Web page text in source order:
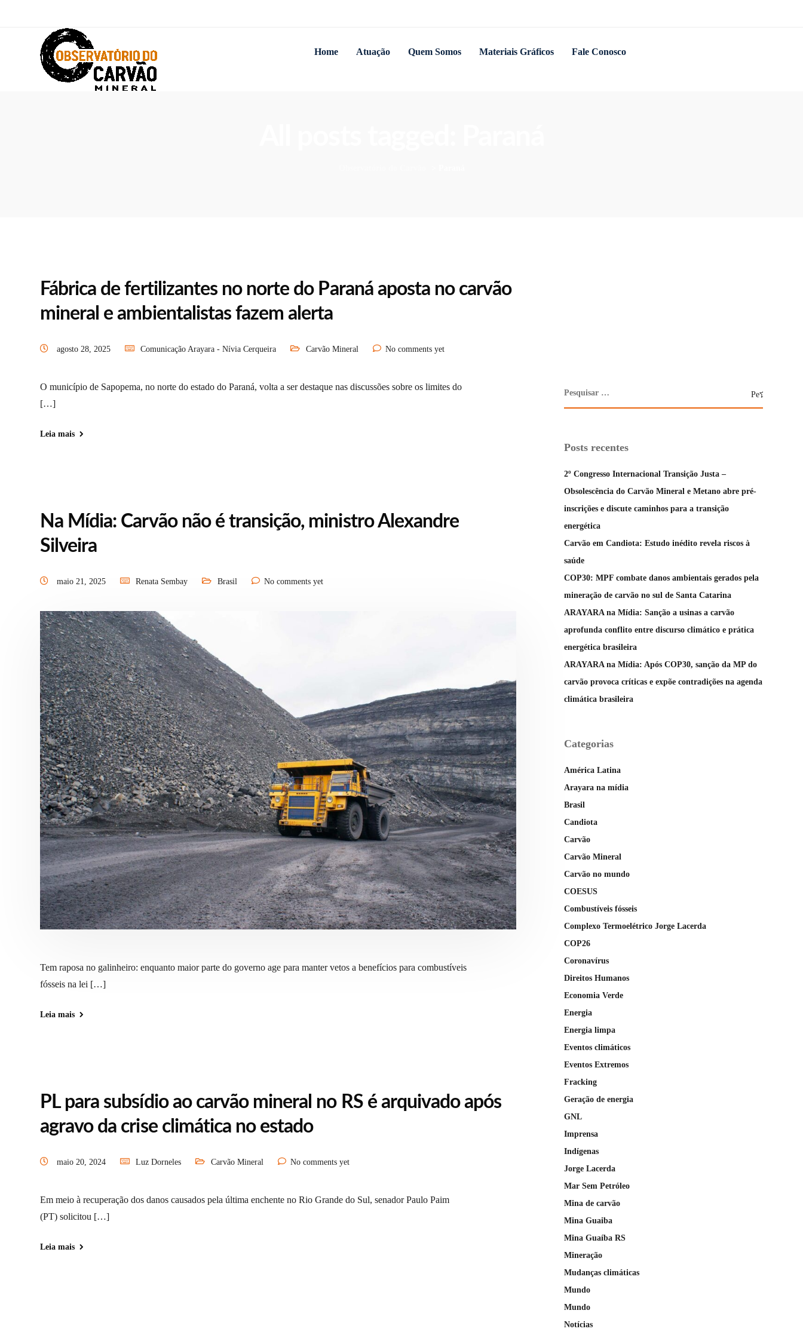
Home Atuação Quem Somos Materiais Gráficos Fale Conosco
Fábrica de fertilizantes no norte do Paraná aposta no carvão
mineral e ambientalistas fazem alerta
agosto 28, 2025 Comunicação Arayara - Nívia Cerqueira Carvão Mineral No comments yet
O município de Sapopema, no norte do estado do Paraná, volta a ser destaque nas discussões sobre os limites do
[…]
Leia mais
Na Mídia: Carvão não é transição, ministro Alexandre
Silveira
maio 21, 2025 Renata Sembay Brasil No comments yet
Tem raposa no galinheiro: enquanto maior parte do governo age para manter vetos a benefícios para combustíveis
fósseis na lei […]
Leia mais
PL para subsídio ao carvão mineral no RS é arquivado após
agravo da crise climática no estado
maio 20, 2024 Luz Dorneles Carvão Mineral No comments yet
Em meio à recuperação dos danos causados pela última enchente no Rio Grande do Sul, senador Paulo Paim
(PT) solicitou […]
Leia mais
Posts recentes
2º Congresso Internacional Transição Justa –
Obsolescência do Carvão Mineral e Metano abre pré-
inscrições e discute caminhos para a transição
energética
Carvão em Candiota: Estudo inédito revela riscos à
saúde
COP30: MPF combate danos ambientais gerados pela
mineração de carvão no sul de Santa Catarina
ARAYARA na Mídia: Sanção a usinas a carvão
aprofunda conflito entre discurso climático e prática
energética brasileira
ARAYARA na Mídia: Após COP30, sanção da MP do
carvão provoca críticas e expõe contradições na agenda
climática brasileira
Categorias
América Latina
Arayara na mídia
Brasil
Candiota
Carvão
Carvão Mineral
Carvão no mundo
COESUS
Combustíveis fósseis
Complexo Termoelétrico Jorge Lacerda
COP26
Coronavírus
Direitos Humanos
Economia Verde
Energia
Energia limpa
Eventos climáticos
Eventos Extremos
Fracking
Geração de energia
GNL
Imprensa
Indígenas
Jorge Lacerda
Mar Sem Petróleo
Mina de carvão
Mina Guaiba
Mina Guaíba RS
Mineração
Mudanças climáticas
Mundo
Mundo
Notícias